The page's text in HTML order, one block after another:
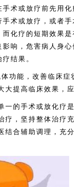
手术或放疗前先用
手术或放疗，或者
而化疗的短期效果
影响，危害病人身
结果。
能，改善临床症
提高临床效果，
的手术或放化疗
，坚持整体治疗
合辅助调理，充